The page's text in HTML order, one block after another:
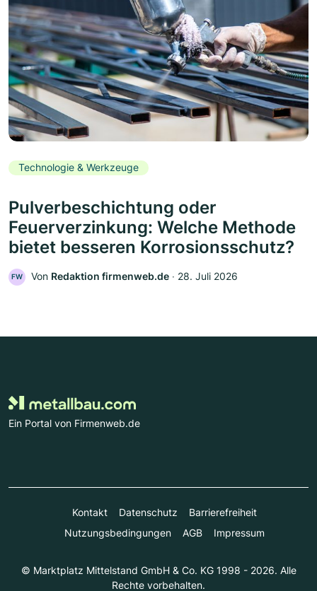
Technologie & Werkzeuge
Pulverbeschichtung oder
Feuerverzinkung: Welche Methode
bietet besseren Korrosionsschutz?
FW Von Redaktion firmenweb.de ‧ 28. Juli 2026
Ein Portal von Firmenweb.de
Kontakt Datenschutz
Barrierefreiheit
Nutzungsbedingungen
AGB Impressum
© Marktplatz Mittelstand GmbH & Co. KG 1998 - 2026. Alle
Rechte vorbehalten.